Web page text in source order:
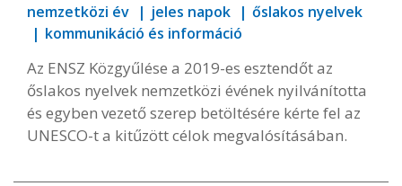
nemzetközi év jeles napok
őslakos nyelvek
kommunikáció és információ
Az ENSZ Közgyűlése a 2019-es esztendőt az
őslakos nyelvek nemzetközi évének nyilvánította
és egyben vezető szerep betöltésére kérte fel az
UNESCO-t a kitűzött célok megvalósításában.